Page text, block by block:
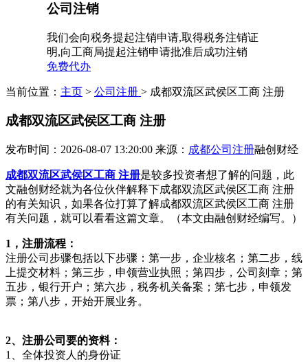
公司注销
我们会向税务提起注销申请,取得税务注销证
明,向工商局提起注销申请批准后成功注销
免费代办
当前位置： 主页 > 公司注册 > 成都双流区武侯区工商 注册
成都双流区武侯区工商 注册
发布时间：2026-08-07 13:20:00 来源： 成都公司注册融创财经
成都双流区武侯区工商 注册是较多投资者想了解的问题，此
文融创财经就为各位伙伴解释下成都双流区武侯区工商 注册
的有关知识，如果各位打算了解成都双流区武侯区工商 注册
有关问题，就可以看看这篇文章。（本文由融创财经编写。）
1，注册流程：
注册公司步骤包括以下步骤：第一步，企业核名；第二步，线
上提交材料；第三步，申领营业执照；第四步，公司刻章；第
五步，银行开户；第六步，税务机关备案；第七步，申领发
票；第八步，开始开展业务。
2、注册公司要的资料：
1、全体投资人的身份证